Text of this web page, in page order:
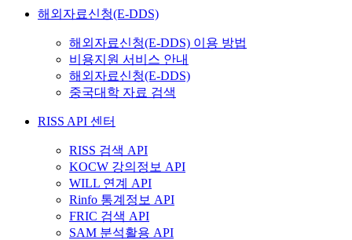
해외자료신청(E-DDS)
해외자료신청(E-DDS) 이용 방법
비용지원 서비스 안내
해외자료신청(E-DDS)
중국대학 자료 검색
RISS API 센터
RISS 검색 API
KOCW 강의정보 API
WILL 연계 API
Rinfo 통계정보 API
FRIC 검색 API
SAM 분석활용 API